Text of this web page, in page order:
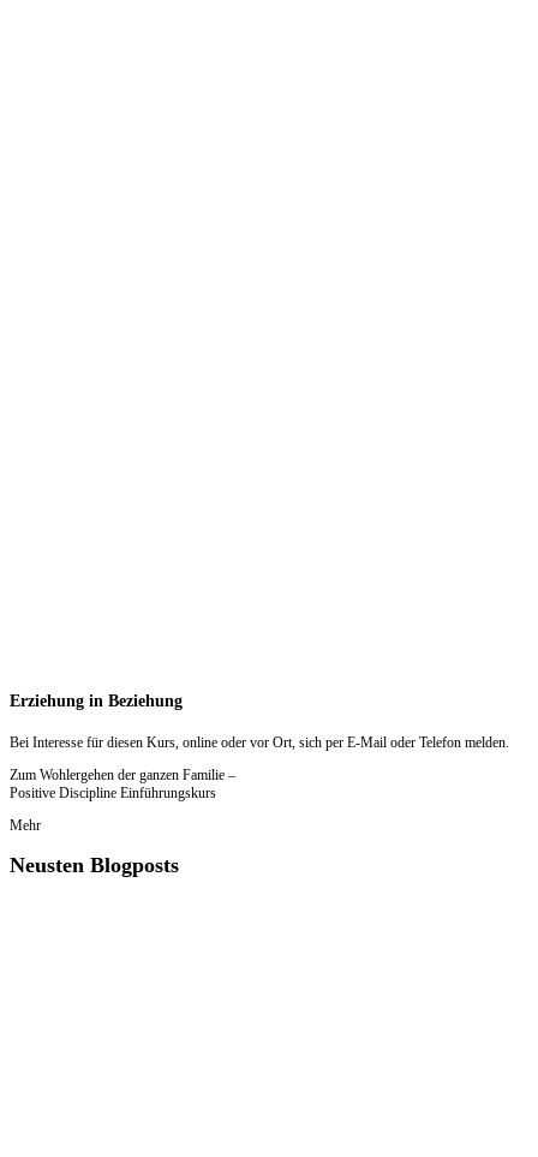
Erziehung in Beziehung
Bei Interesse für diesen Kurs, online oder vor Ort, sich per E-Mail oder Telefon melden.
Zum Wohlergehen der ganzen Familie –
Positive Discipline Einführungskurs
Mehr
Neusten Blogposts